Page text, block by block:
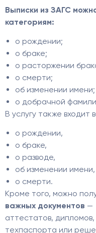
Выписки из ЗАГС
категориям:
о рождении;
о браке;
о расторжении
о смерти;
об изменении имени;
о добрачной
В услугу также входит
о рождении,
о браке,
о разводе,
об изменении имени,
о смерти.
Кроме того, можно
важных документов —
аттестатов,
техпаспорта или